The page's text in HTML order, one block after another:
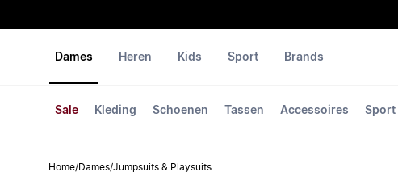
Dames
Sale Kleding Schoenen Tassen Accessoires Sport
Heren Kids Sport Brands
Home/Dames/Jumpsuits & Playsuits